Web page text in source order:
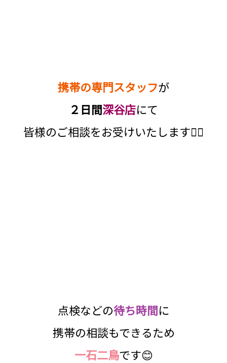
携帯の専門スタッフが
２日間深谷店にて
皆様のご相談をお受けいたします💁‍♀️
点検などの待ち時間に
携帯の相談もできるため
一石二鳥です😊